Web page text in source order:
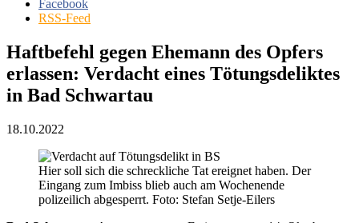
Facebook
RSS-Feed
Haftbefehl gegen Ehemann des Opfers
erlassen: Verdacht eines Tötungsdeliktes
in Bad Schwartau
18.10.2022
Hier soll sich die schreckliche Tat ereignet haben. Der
Eingang zum Imbiss blieb auch am Wochenende
polizeilich abgesperrt. Foto: Stefan Setje-Eilers